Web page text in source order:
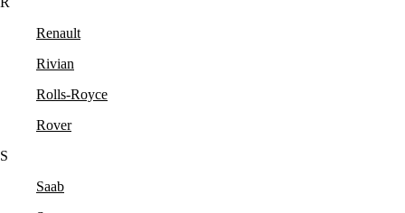
Renault
Rivian
Rolls-Royce
Rover
S
Saab